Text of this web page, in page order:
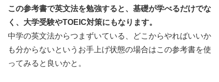
この参考書で英文法を勉強すると、基礎が学べるだけでな
く、大学受験やTOEIC対策にもなります。
中学の英文法からつまずいている、どこからやればいいか
も分からないというお手上げ状態の場合はこの参考書を使
ってみると良いかと。